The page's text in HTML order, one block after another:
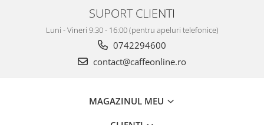
SUPORT CLIENTI
Luni - Vineri 9:30 - 16:00 (pentru apeluri telefonice)
0742294600
contact@caffeonline.ro
MAGAZINUL MEU